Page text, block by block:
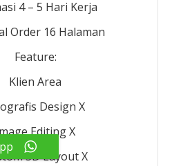
4 – 5 Hari Kerja
Order 16 Halaman
Feature:
Klien Area
Design X
Editing X
3D Layout X